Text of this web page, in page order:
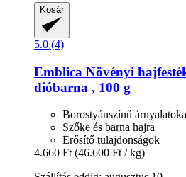
Kosár
5.0 (4)
Emblica Növényi
dióbarna , 100 g
Borostyánszínű
Szőke és barna hajra
Erősítő tulajdonságok
4.660 Ft (46.600 Ft / kg)